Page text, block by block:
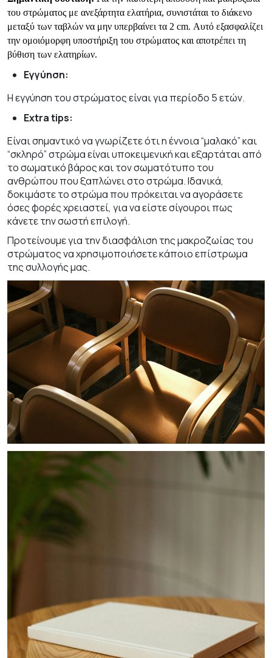
του στρώματος με ανεξάρτητα ελατήρια, συνιστάται το διάκενο
μεταξύ των ταβλών να μην υπερβαίνει τα 2 cm. Αυτό εξασφαλίζει
την ομοιόμορφη υποστήριξη του στρώματος και αποτρέπει τη
βύθιση των ελατηρίων.
Εγγύηση:
Η εγγύηση του στρώματος είναι για περίοδο 5 ετών.
Extra tips:
Είναι σημαντικό να γνωρίζετε ότι η έννοια “μαλακό” και
“σκληρό” στρώμα είναι υποκειμενική και εξαρτάται από
το σωματικό βάρος και τον σωματότυπο του
ανθρώπου που ξαπλώνει στο στρώμα. Ιδανικά,
δοκιμάστε το στρώμα που πρόκειται να αγοράσετε
όσες φορές χρειαστεί, για να είστε σίγουροι πως
κάνετε την σωστή επιλογή.
Προτείνουμε για την διασφάλιση της μακροζωίας του
στρώματος να χρησιμοποιήσετε κάποιοεπίστρωμα
της συλλογής μας.